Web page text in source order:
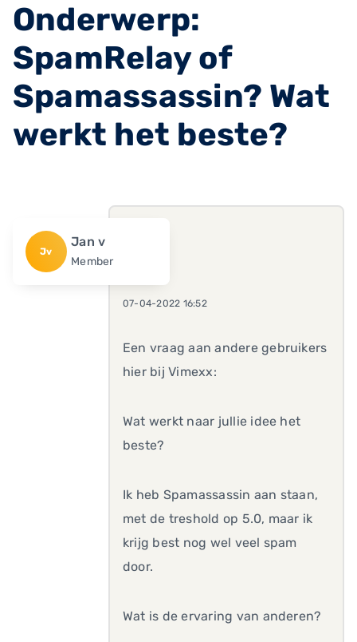
Onderwerp:
SpamRelay of
Spamassassin? Wat
werkt het beste?
Jv
Jan v
Member
07-04-2022 16:52
Een vraag aan andere gebruikers
hier bij Vimexx:
Wat werkt naar jullie idee het
beste?
Ik heb Spamassassin aan staan,
met de treshold op 5.0, maar ik
krijg best nog wel veel spam
door.
Wat is de ervaring van anderen?